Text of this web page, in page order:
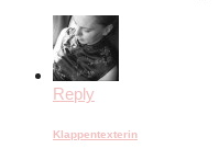
Reply
Klappentexterin